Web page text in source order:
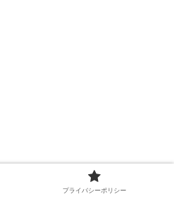
プライバシーポリシー